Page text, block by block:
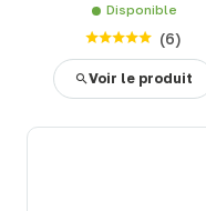
Disponible
(6)
Voir le produit